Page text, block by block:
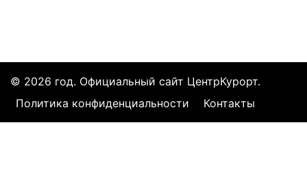
© 2026 год. Официальный сайт ЦентрКурорт.
Политика конфиденциальности
Контакты